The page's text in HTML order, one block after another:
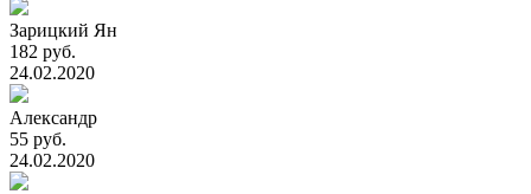
Зарицкий Ян
182 руб.
24.02.2020
Александр
55 руб.
24.02.2020